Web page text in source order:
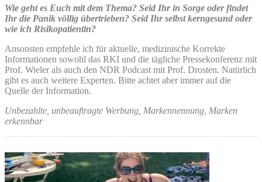
Wie geht es Euch mit dem Thema? Seid Ihr in Sorge oder findet
Ihr die Panik völlig übertrieben? Seid Ihr selbst kerngesund oder
wie ich Risikopatientin?
Ansonsten empfehle ich für aktuelle, medizinische Korrekte
Informationen sowohl das RKI und die tägliche Pressekonferenz mit
Prof. Wieler als auch den NDR Podcast mit Prof. Drosten. Natürlich
gibt es auch weitere Experten. Bitte achtet aber immer auf die
Quelle der Information.
Unbezahlte, unbeauftragte Werbung, Markennennung, Marken
erkennbar